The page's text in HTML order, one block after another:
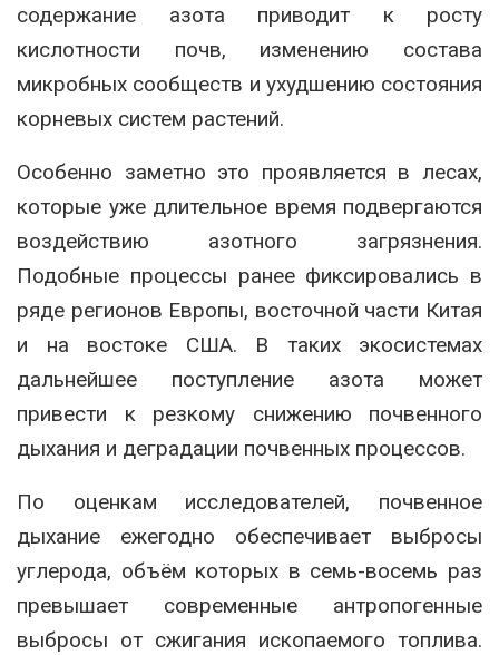
содержание азота приводит к росту
кислотности почв, изменению состава
микробных сообществ и ухудшению состояния
корневых систем растений.
Особенно заметно это проявляется в лесах,
которые уже длительное время подвергаются
воздействию азотного загрязнения.
Подобные процессы ранее фиксировались в
ряде регионов Европы, восточной части Китая
и на востоке США. В таких экосистемах
дальнейшее поступление азота может
привести к резкому снижению почвенного
дыхания и деградации почвенных процессов.
По оценкам исследователей, почвенное
дыхание ежегодно обеспечивает выбросы
углерода, объём которых в семь-восемь раз
превышает современные антропогенные
выбросы от сжигания ископаемого топлива.